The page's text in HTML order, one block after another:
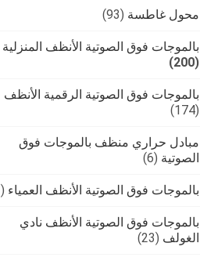
محول غاطسة (93)
بالموجات فوق الصوتية الأنظف المنزلية
(200)
بالموجات فوق الصوتية الرقمية الأنظف
(174)
مبادل حراري منظف بالموجات فوق
الصوتية (6)
بالموجات فوق الصوتية الأنظف العمياء (21)
بالموجات فوق الصوتية الأنظف نادي
الغولف (23)